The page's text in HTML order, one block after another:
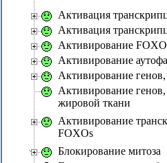
Активация
Активация
Активирование
Активирование
Активирование
Активирование
жировой ткани
Активирование
FOXOs
Блокирование митоза